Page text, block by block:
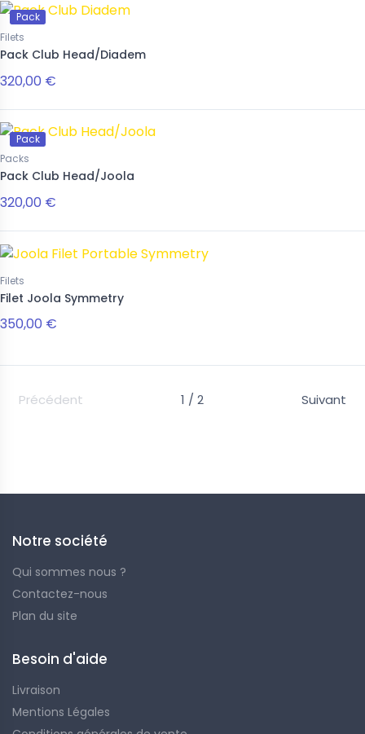
Pack
Filets
Pack Club Head/Diadem
320,00 €
Pack
Packs
Pack Club Head/Joola
320,00 €
Filets
Filet Joola Symmetry
350,00 €
Précédent 1 / 2 Suivant
Notre société
Qui sommes nous ?
Contactez-nous
Plan du site
Besoin d'aide
Livraison
Mentions Légales